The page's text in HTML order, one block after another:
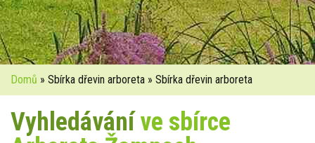
Domů » Sbírka dřevin arboreta » Sbírka dřevin arboreta
Vyhledáváníve sbírce